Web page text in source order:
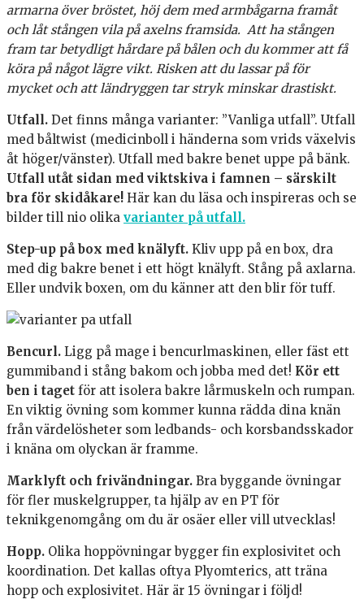
armarna över bröstet, höj dem med armbågarna framåt
och låt stången vila på axelns framsida. Att ha stången
fram tar betydligt hårdare på bålen och du kommer att få
köra på något lägre vikt. Risken att du lassar på för
mycket och att ländryggen tar stryk minskar drastiskt.
Utfall. Det finns många varianter: ”Vanliga utfall”. Utfall
med båltwist (medicinboll i händerna som vrids växelvis
åt höger/vänster). Utfall med bakre benet uppe på bänk.
Utfall utåt sidan med viktskiva i famnen – särskilt
bra för skidåkare! Här kan du läsa och inspireras och se
bilder till nio olika varianter på utfall.
Step-up på box med knälyft. Kliv upp på en box, dra
med dig bakre benet i ett högt knälyft. Stång på axlarna.
Eller undvik boxen, om du känner att den blir för tuff.
Bencurl. Ligg på mage i bencurlmaskinen, eller fäst ett
gummiband i stång bakom och jobba med det! Kör ett
ben i taget för att isolera bakre lårmuskeln och rumpan.
En viktig övning som kommer kunna rädda dina knän
från värdelösheter som ledbands- och korsbandsskador
i knäna om olyckan är framme.
Marklyft och frivändningar. Bra byggande övningar
för fler muskelgrupper, ta hjälp av en PT för
teknikgenomgång om du är osäer eller vill utvecklas!
Hopp. Olika hoppövningar bygger fin explosivitet och
koordination. Det kallas oftya Plyomterics, att träna
hopp och explosivitet. Här är 15 övningar i följd!